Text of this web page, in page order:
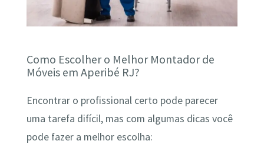
Como Escolher o Melhor Montador de
Móveis em Aperibé RJ?
Encontrar o profissional certo pode parecer
uma tarefa difícil, mas com algumas dicas você
pode fazer a melhor escolha: